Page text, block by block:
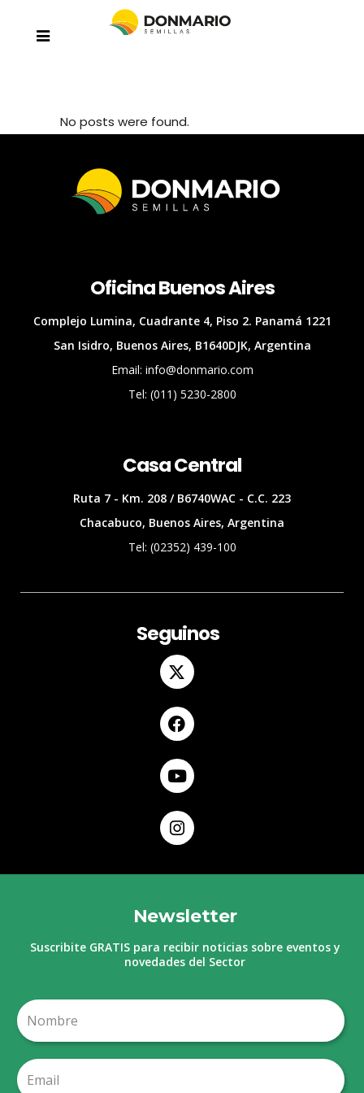
No posts were found.
Oficina Buenos Aires
Complejo Lumina, Cuadrante 4, Piso 2. Panamá 1221
San Isidro, Buenos Aires, B1640DJK, Argentina
Email: info@donmario.com
Tel: (011) 5230-2800
Casa Central
Ruta 7 - Km. 208 / B6740WAC - C.C. 223
Chacabuco, Buenos Aires, Argentina
Tel: (02352) 439-100
Seguinos
Newsletter
Suscribite GRATIS para recibir noticias sobre eventos y
novedades del Sector